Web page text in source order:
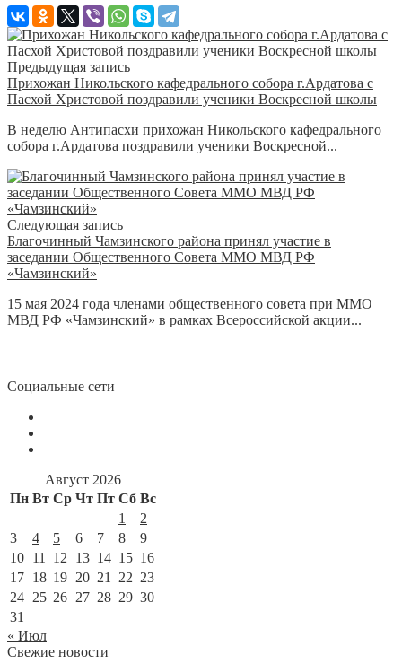
Предыдущая запись
Прихожан Никольского кафедрального собора г.Ардатова с
Пасхой Христовой поздравили ученики Воскресной школы
В неделю Антипасхи прихожан Никольского кафедрального
собора г.Ардатова поздравили ученики Воскресной...
Следующая запись
Благочинный Чамзинского района принял участие в
заседании Общественного Совета ММО МВД РФ
«Чамзинский»
15 мая 2024 года членами общественного совета при ММО
МВД РФ «Чамзинский» в рамках Всероссийской акции...
Социальные сети
Август 2026
Пн Вт Ср Чт Пт Сб Вс
1
2
3
4 5 6 7 8
9
10 11 12 13 14 15 16
17 18 19 20 21 22 23
24 25 26 27 28 29 30
31
« Июл
Свежие новости